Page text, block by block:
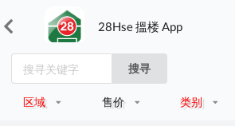
28Hse 搵楼 App
搜寻
区域 售价 类别